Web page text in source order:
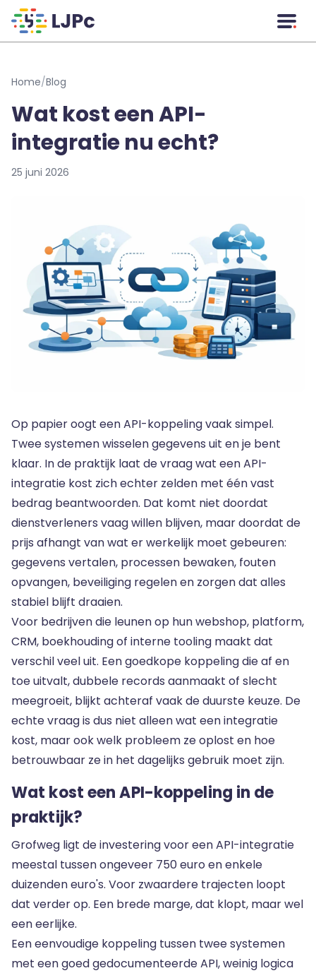
Home/Blog
Wat kost een API-
integratie nu echt?
25 juni 2026
Op papier oogt een API-koppeling vaak simpel.
Twee systemen wisselen gegevens uit en je bent
klaar. In de praktijk laat de vraag wat een API-
integratie kost zich echter zelden met één vast
bedrag beantwoorden. Dat komt niet doordat
dienstverleners vaag willen blijven, maar doordat de
prijs afhangt van wat er werkelijk moet gebeuren:
gegevens vertalen, processen bewaken, fouten
opvangen, beveiliging regelen en zorgen dat alles
stabiel blijft draaien.
Voor bedrijven die leunen op hun webshop, platform,
CRM, boekhouding of interne tooling maakt dat
verschil veel uit. Eengoedkope koppelingdie af en
toe uitvalt, dubbele records aanmaakt of slecht
meegroeit, blijkt achteraf vaak de duurste keuze. De
echte vraag is dus niet alleen wat een integratie
kost, maar ook welk probleem ze oplost en hoe
betrouwbaar ze in het dagelijks gebruik moet zijn.
Wat kost een API-koppeling in de
praktijk?
Grofweg ligt de investering voor een API-integratie
meestal tussen ongeveer 750 euro en enkele
duizenden euro's. Voor zwaardere trajecten loopt
dat verder op. Een brede marge, dat klopt, maar wel
een eerlijke.
Een eenvoudige koppeling tussen twee systemen
met een goed gedocumenteerde API, weinig logica